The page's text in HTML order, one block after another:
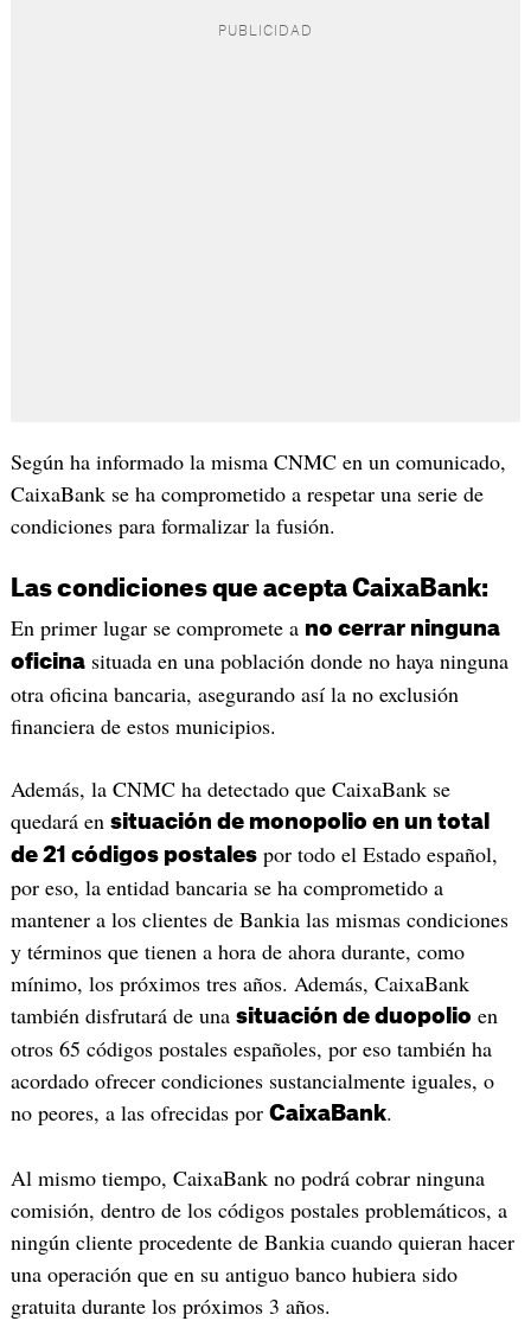
Según ha informado la misma CNMC en un comunicado,
CaixaBank se ha comprometido a respetar una serie de
condiciones para formalizar la fusión.
Las condiciones que acepta CaixaBank:
En primer lugar se compromete a no cerrar ninguna
oficinasituada en una población donde no haya ninguna
otra oficina bancaria, asegurando así la no exclusión
financiera de estos municipios.
Además, la CNMC ha detectado que CaixaBank se
quedará en situación de monopolio en un total
de 21 códigos postalespor todo el Estado español,
por eso, la entidad bancaria se ha comprometido a
mantener a los clientes de Bankia las mismas condiciones
y términos que tienen a hora de ahora durante, como
mínimo, los próximos tres años. Además, CaixaBank
también disfrutará de una situación de duopolio en
otros 65 códigos postales españoles, por eso también ha
acordado ofrecer condiciones sustancialmente iguales, o
no peores, a las ofrecidas por CaixaBank.
Al mismo tiempo, CaixaBank no podrá cobrar ninguna
comisión, dentro de los códigos postales problemáticos, a
ningún cliente procedente de Bankia cuando quieran hacer
una operación que en su antiguo banco hubiera sido
gratuita durante los próximos 3 años.